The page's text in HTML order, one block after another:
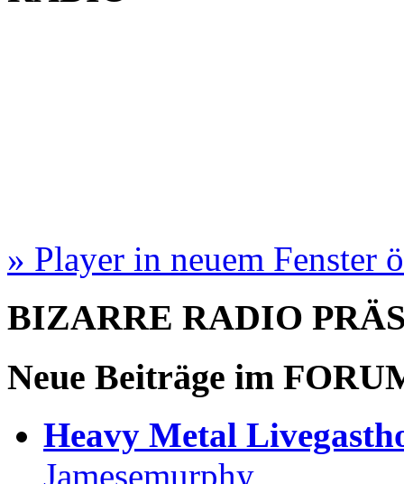
» Player in neuem Fenster
BIZARRE RADIO
Neue Beiträge im
Heavy Metal
Jamesemurphy